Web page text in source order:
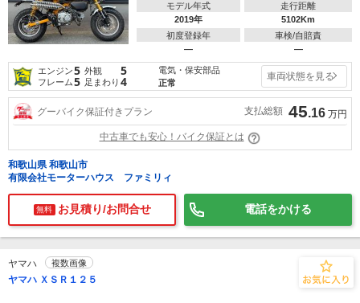
モデル年式
2019年
走行距離
5102Km
初度登録年
―
車検/自賠責
―
エンジン5 外観 5
フレーム5 足まわり 4
電気・保安部品
正常
車両状態を見る
グーバイク保証付きプラン 支払総額 45.16 万円
中古車でも安心！バイク保証とは
和歌山県 和歌山市
有限会社モーターハウス ファミリィ
無料 お見積り/お問合せ 電話をかける
ヤマハ 複数画像
ヤマハ ＸＳＲ１２５